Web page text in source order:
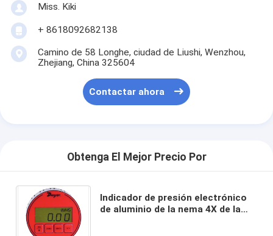
Miss. Kiki
+ 8618092682138
Camino de 58 Longhe, ciudad de Liushi, Wenzhou,
Zhejiang, China 325604
Contactar ahora
Obtenga El Mejor Precio Por
Indicador de presión electrónico
de aluminio de la nema 4X de la